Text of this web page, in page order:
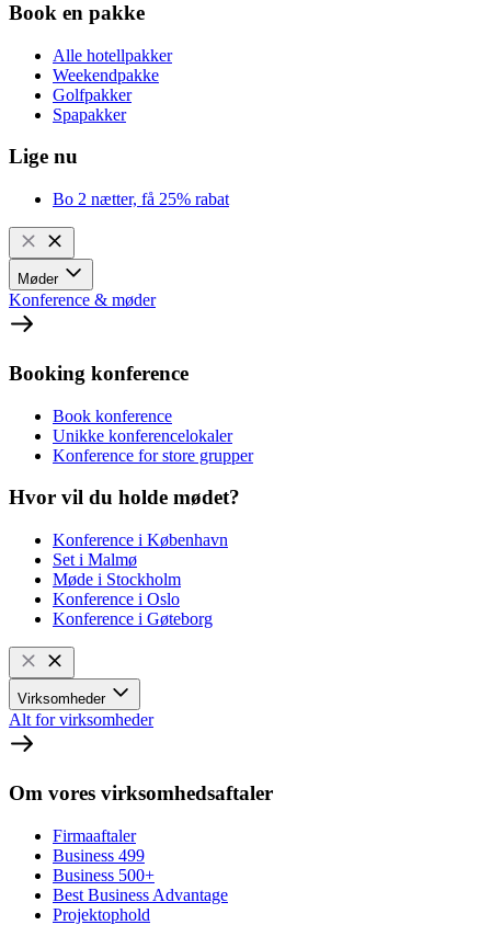
Book en pakke
Alle hotellpakker
Weekendpakke
Golfpakker
Spapakker
Lige nu
Bo 2 nætter, få 25% rabat
Møder
Konference & møder
Booking konference
Book konference
Unikke konferencelokaler
Konference for store grupper
Hvor vil du holde mødet?
Konference i København
Set i Malmø
Møde i Stockholm
Konference i Oslo
Konference i Gøteborg
Virksomheder
Alt for virksomheder
Om vores virksomhedsaftaler
Firmaaftaler
Business 499
Business 500+
Best Business Advantage
Projektophold